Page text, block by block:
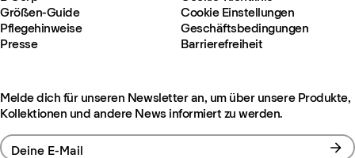
Größen-Guide
Pflegehinweise
Presse
Cookie Einstellungen
Geschäftsbedingungen
Barrierefreiheit
Melde dich für unseren Newsletter an, um über unsere Produkte,
Kollektionen und andere News informiert zu werden.
Deine E-Mail